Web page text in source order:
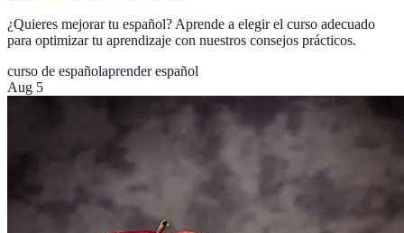
¿Quieres mejorar tu español? Aprende a elegir el curso adecuado
para optimizar tu aprendizaje con nuestros consejos prácticos.
curso de españolaprender español
Aug 5